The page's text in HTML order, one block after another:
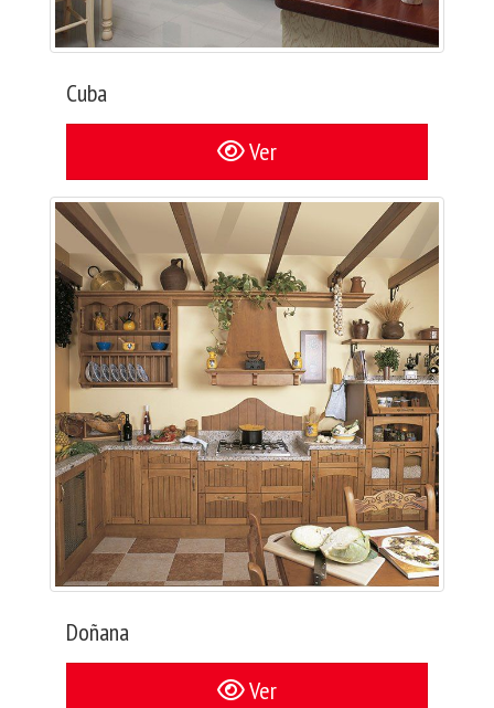
Cuba
Ver
Doñana
Ver